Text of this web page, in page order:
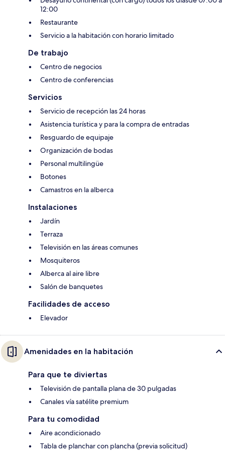
12:00
Restaurante
Servicio a la habitación con horario limitado
De trabajo
Centro de negocios
Centro de conferencias
Servicios
Servicio de recepción las 24 horas
Asistencia turística y para la compra de entradas
Resguardo de equipaje
Organización de bodas
Personal multilingüe
Botones
Camastros en la alberca
Instalaciones
Jardín
Terraza
Televisión en las áreas comunes
Mosquiteros
Alberca al aire libre
Salón de banquetes
Facilidades de acceso
Elevador
Amenidades en la habitación
Para que te diviertas
Televisión de pantalla plana de 30 pulgadas
Canales vía satélite premium
Para tu comodidad
Aire acondicionado
Tabla de planchar con plancha (previa solicitud)